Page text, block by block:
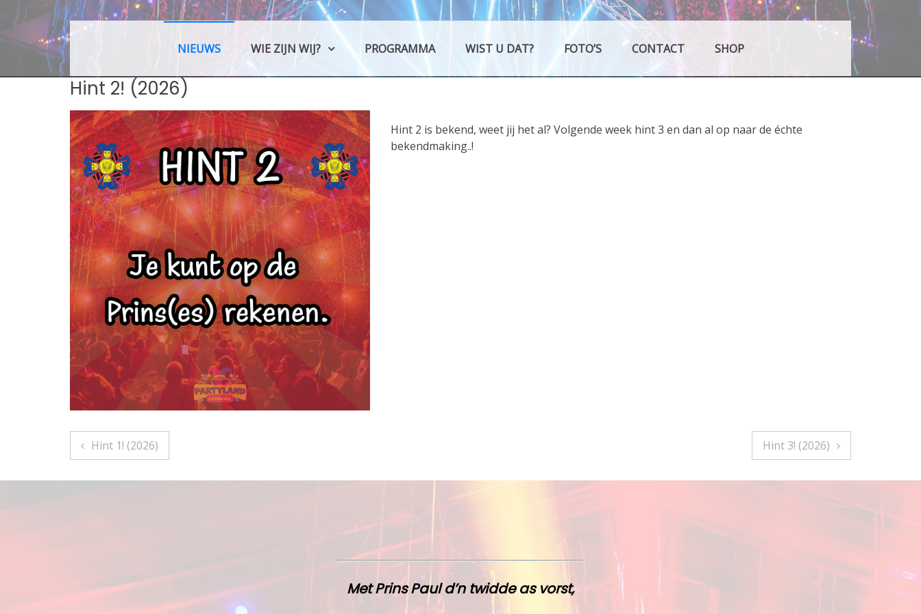
Schutlaken Dreumel
C.v. 't Schutlaken
NIEUWS WIE ZIJN WIJ? PROGRAMMA WIST U DAT? FOTO’S CONTACT SHOP
Hint 2! (2026)
Hint 2 is bekend, weet jij het al? Volgende week hint 3 en dan al op naar de échte
bekendmaking..!
Bericht
navigatie
Hint 1! (2026) Hint 3! (2026)
Met Prins Paul d’n twidde as vorst,